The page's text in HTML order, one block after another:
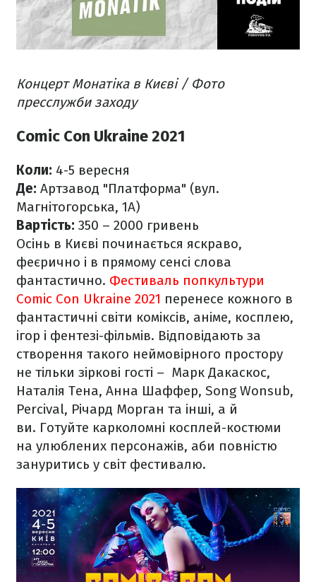
Концерт Монатіка в Києві / Фото
пресслужби заходу
Comic Con Ukraine 2021
Коли: 4-5 вересня
Де: Артзавод "Платформа" (вул.
Магнітогорська, 1А)
Вартість: 350 – 2000 гривень
Осінь в Києві починається яскраво,
феєрично і в прямому сенсі слова
фантастично. Фестиваль попкультури
Comic Con Ukraine 2021 перенесе кожного в
фантастичні світи коміксів, аніме, косплею,
ігор і фентезі-фільмів. Відповідають за
створення такого неймовірного простору
не тільки зіркові гості – Марк Дакаскос,
Наталія Тена, Анна Шаффер, Song Wonsub,
Percival, Річард Морган та інші, а й
ви. Готуйте карколомні косплей-костюми
на улюблених персонажів, аби повністю
зануритись у світ фестивалю.